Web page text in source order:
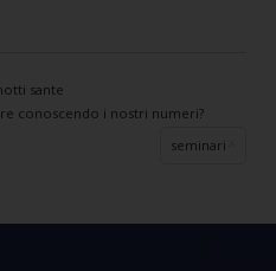
sante
conoscendo i nostri numeri?
seminari